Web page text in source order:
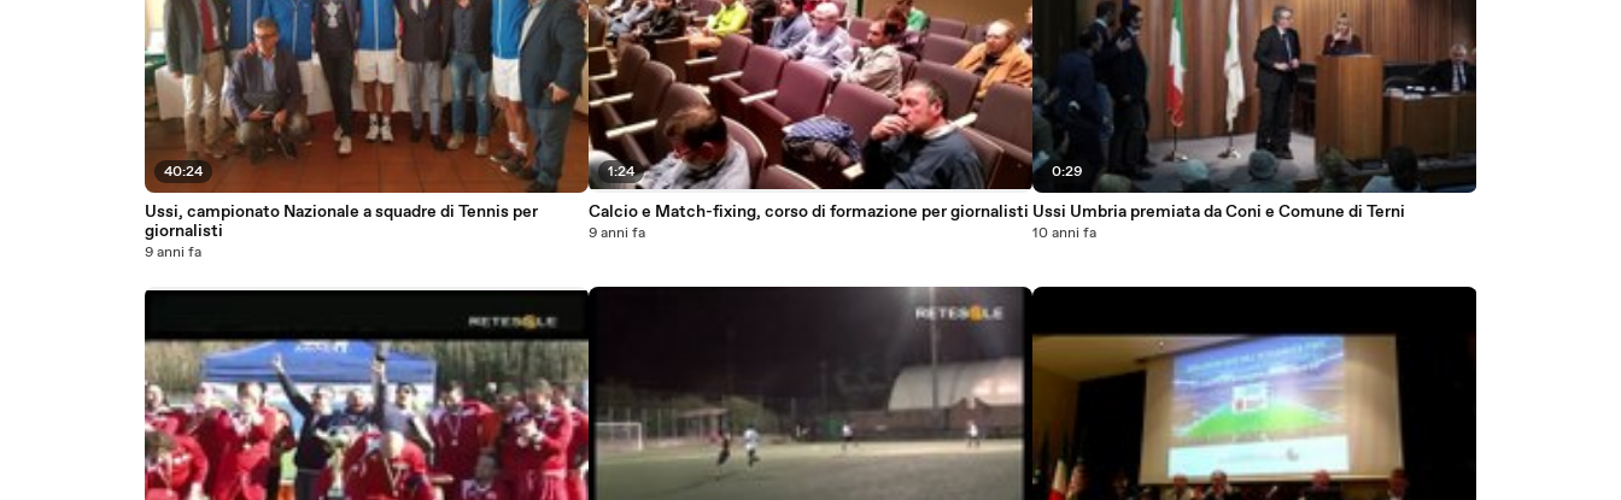
40:24
Ussi, campionato Nazionale a squadre di Tennis per
giornalisti
9 anni fa
1:24
Calcio e Match-fixing, corso di formazione per giornalisti
9 anni fa
0:29
Ussi Umbria premiata da Coni e Comune di Terni
10 anni fa